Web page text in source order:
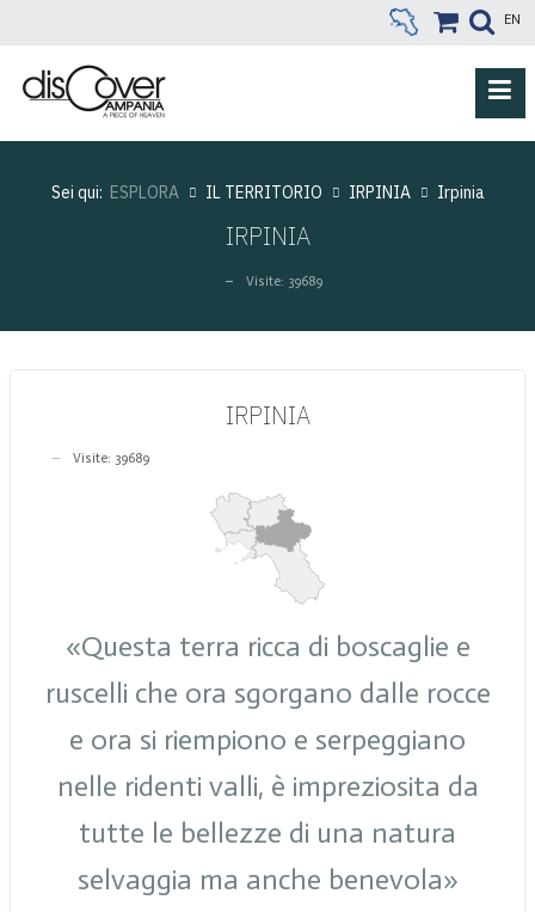
EN
Sei qui: ESPLORA IL TERRITORIO IRPINIA Irpinia
IRPINIA
Visite: 39689
IRPINIA
Visite: 39689
«Questa terra ricca di boscaglie e
ruscelli che ora sgorgano dalle rocce
e ora si riempiono e serpeggiano
nelle ridenti valli, è impreziosita da
tutte le bellezze di una natura
selvaggia ma anche benevola»